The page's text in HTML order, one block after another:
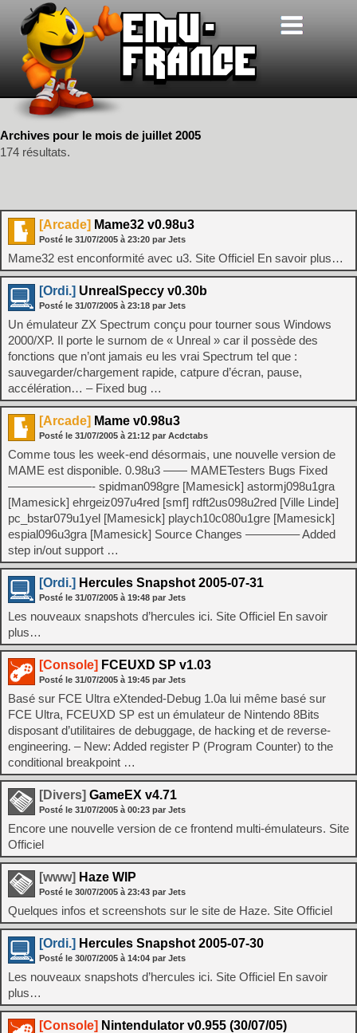
Archives pour le mois de juillet 2005
174 résultats.
[Arcade] Mame32 v0.98u3
Posté le 31/07/2005 à 23:20 par Jets
Mame32 est enconformité avec u3. Site Officiel En savoir plus…
[Ordi.] UnrealSpeccy v0.30b
Posté le 31/07/2005 à 23:18 par Jets
Un émulateur ZX Spectrum conçu pour tourner sous Windows
2000/XP. Il porte le surnom de « Unreal » car il possède des
fonctions que n’ont jamais eu les vrai Spectrum tel que :
sauvegarder/chargement rapide, catpure d’écran, pause,
accélération… – Fixed bug …
[Arcade] Mame v0.98u3
Posté le 31/07/2005 à 21:12 par Acdctabs
Comme tous les week-end désormais, une nouvelle version de
MAME est disponible. 0.98u3 —— MAMETesters Bugs Fixed
———————- spidman098gre [Mamesick] astormj098u1gra
[Mamesick] ehrgeiz097u4red [smf] rdft2us098u2red [Ville Linde]
pc_bstar079u1yel [Mamesick] playch10c080u1gre [Mamesick]
espial096u3gra [Mamesick] Source Changes ————– Added
step in/out support …
[Ordi.] Hercules Snapshot 2005-07-31
Posté le 31/07/2005 à 19:48 par Jets
Les nouveaux snapshots d’hercules ici. Site Officiel En savoir
plus…
[Console] FCEUXD SP v1.03
Posté le 31/07/2005 à 19:45 par Jets
Basé sur FCE Ultra eXtended-Debug 1.0a lui même basé sur
FCE Ultra, FCEUXD SP est un émulateur de Nintendo 8Bits
disposant d’utilitaires de debuggage, de hacking et de reverse-
engineering. – New: Added register P (Program Counter) to the
conditional breakpoint …
[Divers] GameEX v4.71
Posté le 31/07/2005 à 00:23 par Jets
Encore une nouvelle version de ce frontend multi-émulateurs. Site
Officiel
[www] Haze WIP
Posté le 30/07/2005 à 23:43 par Jets
Quelques infos et screenshots sur le site de Haze. Site Officiel
[Ordi.] Hercules Snapshot 2005-07-30
Posté le 30/07/2005 à 14:04 par Jets
Les nouveaux snapshots d’hercules ici. Site Officiel En savoir
plus…
[Console] Nintendulator v0.955 (30/07/05)